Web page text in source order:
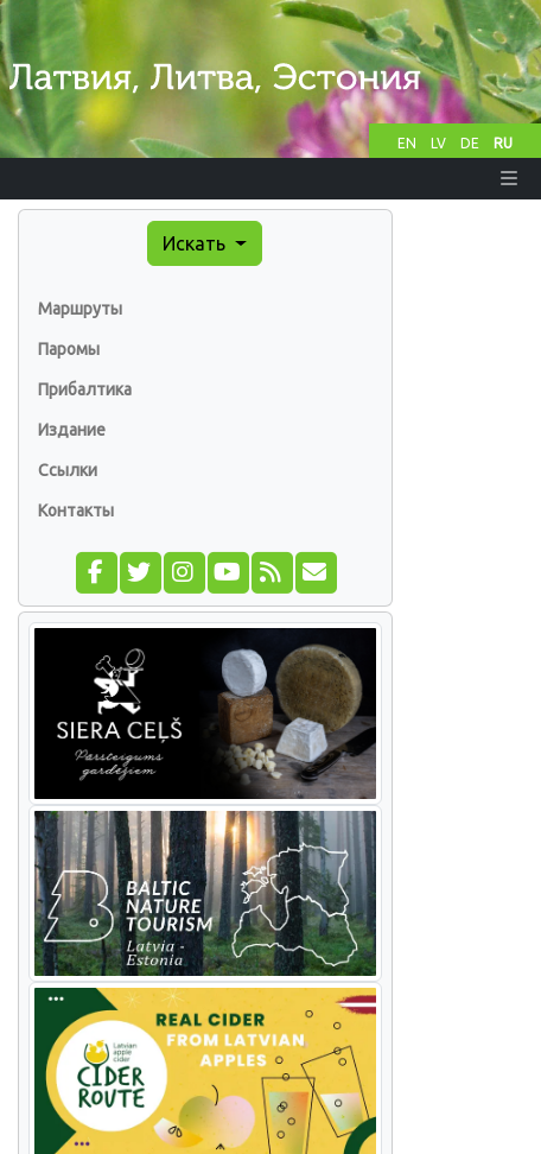
EN LV DE RU
Искать
Маршруты
Паромы
Прибалтика
Издание
Ссылки
Контакты